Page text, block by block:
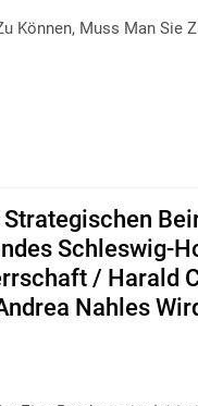
Können, Muss Man Sie
Strategischen
Schleswig-
/ Harald
Nahles